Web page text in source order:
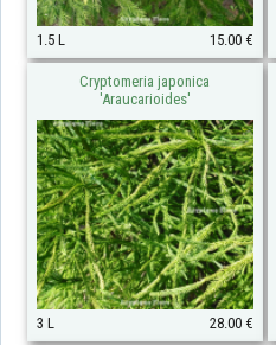
1.5 L 15.00 €
Cryptomeria japonica
'Araucarioides'
3 L 28.00 €